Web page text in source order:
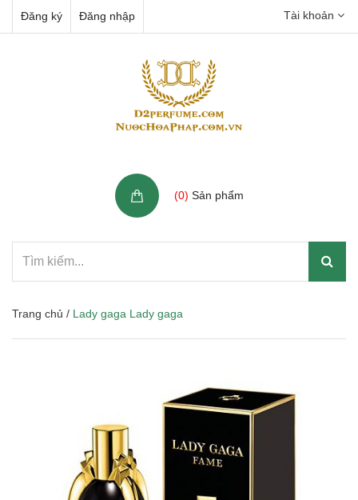
Đăng ký Đăng nhập Tài khoản
(0) Sản phẩm
Trang chủ / Lady gaga Lady gaga